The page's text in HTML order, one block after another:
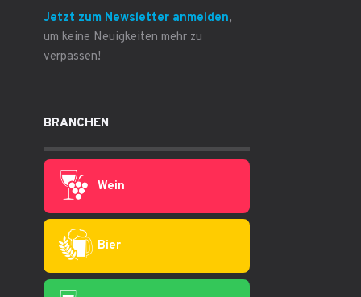
Jetzt zum Newsletter anmelden,
um keine Neuigkeiten mehr zu
verpassen!
BRANCHEN
Wein
Bier